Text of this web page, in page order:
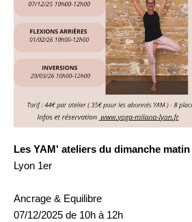
Les YAM' ateliers du dimanche matin
Lyon 1er
Ancrage & Equilibre
07/12/2025 de 10h à 12h